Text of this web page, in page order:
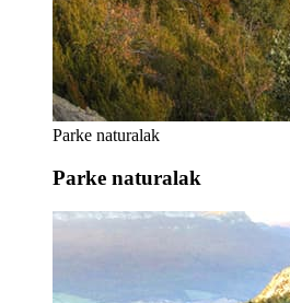
Parke naturalak
Parke naturalak